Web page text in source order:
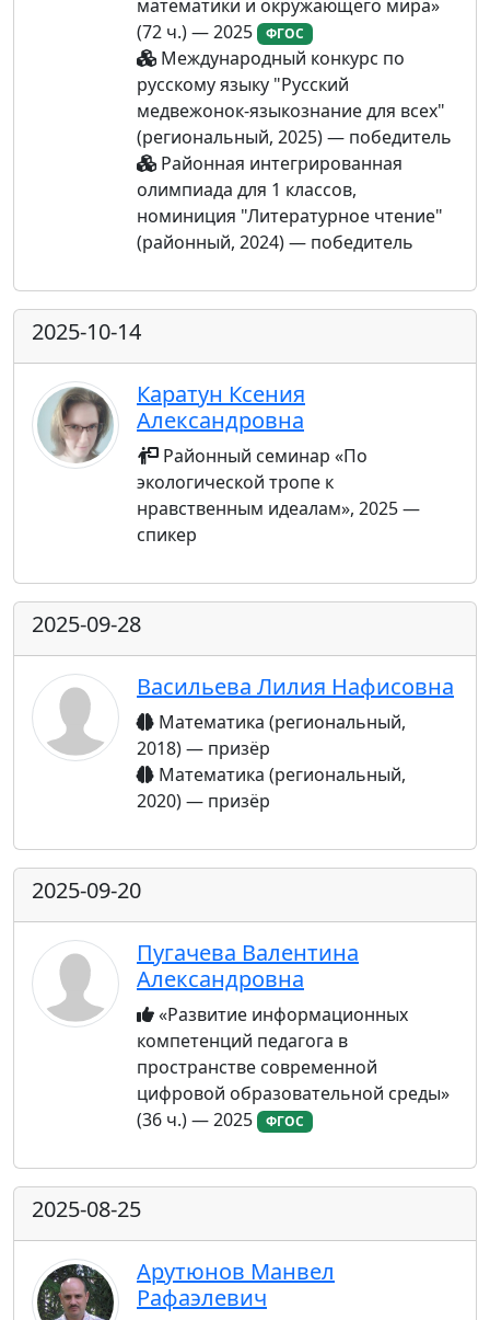
математики и окружающего мира»
(72 ч.) — 2025
ФГОС
Международный конкурс по
русскому языку "Русский
медвежонок-языкознание для всех"
(региональный, 2025) — победитель
Районная интегрированная
олимпиада для 1 классов,
номиниция "Литературное чтение"
(районный, 2024) — победитель
2025-10-14
Каратун Ксения
Александровна
Районный семинар «По
экологической тропе к
нравственным идеалам», 2025 —
спикер
2025-09-28
Васильева Лилия Нафисовна
Математика (региональный,
2018) — призёр
Математика (региональный,
2020) — призёр
2025-09-20
Пугачева Валентина
Александровна
«Развитие информационных
компетенций педагога в
пространстве современной
цифровой образовательной среды»
(36 ч.) — 2025
ФГОС
2025-08-25
Арутюнов Манвел
Рафаэлевич